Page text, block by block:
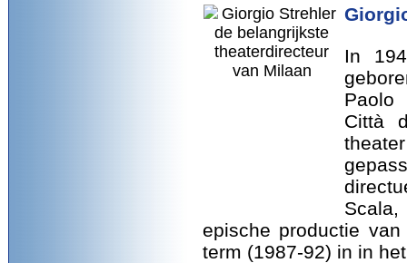
In
Città
epische productie
term (1987-92) in in